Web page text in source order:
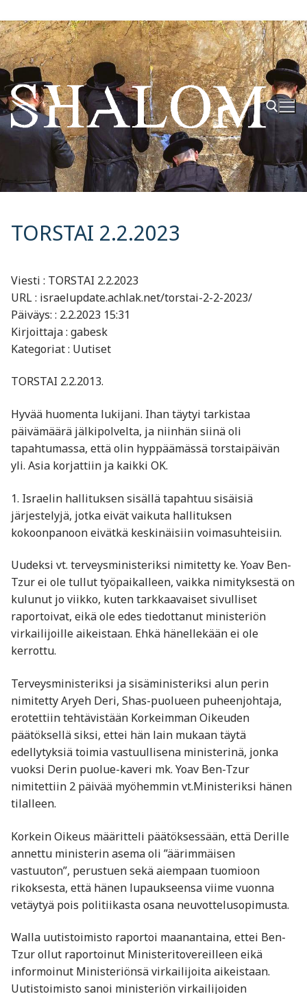
Hyppää
sisältöön
Hae:
TORSTAI 2.2.2023
Viesti : TORSTAI 2.2.2023
URL : israelupdate.achlak.net/torstai-2-2-2023/
Päiväys: : 2.2.2023 15:31
Kirjoittaja : gabesk
Kategoriat : Uutiset
TORSTAI 2.2.2013.
Hyvää huomenta lukijani. Ihan täytyi tarkistaa
päivämäärä jälkipolvelta, ja niinhän siinä oli
tapahtumassa, että olin hyppäämässä torstaipäivän
yli. Asia korjattiin ja kaikki OK.
1. Israelin hallituksen sisällä tapahtuu sisäisiä
järjestelyjä, jotka eivät vaikuta hallituksen
kokoonpanoon eivätkä keskinäisiin voimasuhteisiin.
Uudeksi vt. terveysministeriksi nimitetty ke. Yoav Ben-
Tzur ei ole tullut työpaikalleen, vaikka nimityksestä on
kulunut jo viikko, kuten tarkkaavaiset sivulliset
raportoivat, eikä ole edes tiedottanut ministeriön
virkailijoille aikeistaan. Ehkä hänellekään ei ole
kerrottu.
Terveysministeriksi ja sisäministeriksi alun perin
nimitetty Aryeh Deri, Shas-puolueen puheenjohtaja,
erotettiin tehtävistään Korkeimman Oikeuden
päätöksellä siksi, ettei hän lain mukaan täytä
edellytyksiä toimia vastuullisena ministerinä, jonka
vuoksi Derin puolue-kaveri mk. Yoav Ben-Tzur
nimitettiin 2 päivää myöhemmin vt.Ministeriksi hänen
tilalleen.
Korkein Oikeus määritteli päätöksessään, että Derille
annettu ministerin asema oli ”äärimmäisen
vastuuton”, perustuen sekä aiempaan tuomioon
rikoksesta, että hänen lupaukseensa viime vuonna
vetäytyä pois politiikasta osana neuvottelusopimusta.
Walla uutistoimisto raportoi maanantaina, ettei Ben-
Tzur ollut raportoinut Ministeritovereilleen eikä
informoinut Ministeriönsä virkailijoita aikeistaan.
Uutistoimisto sanoi ministeriön virkailijoiden